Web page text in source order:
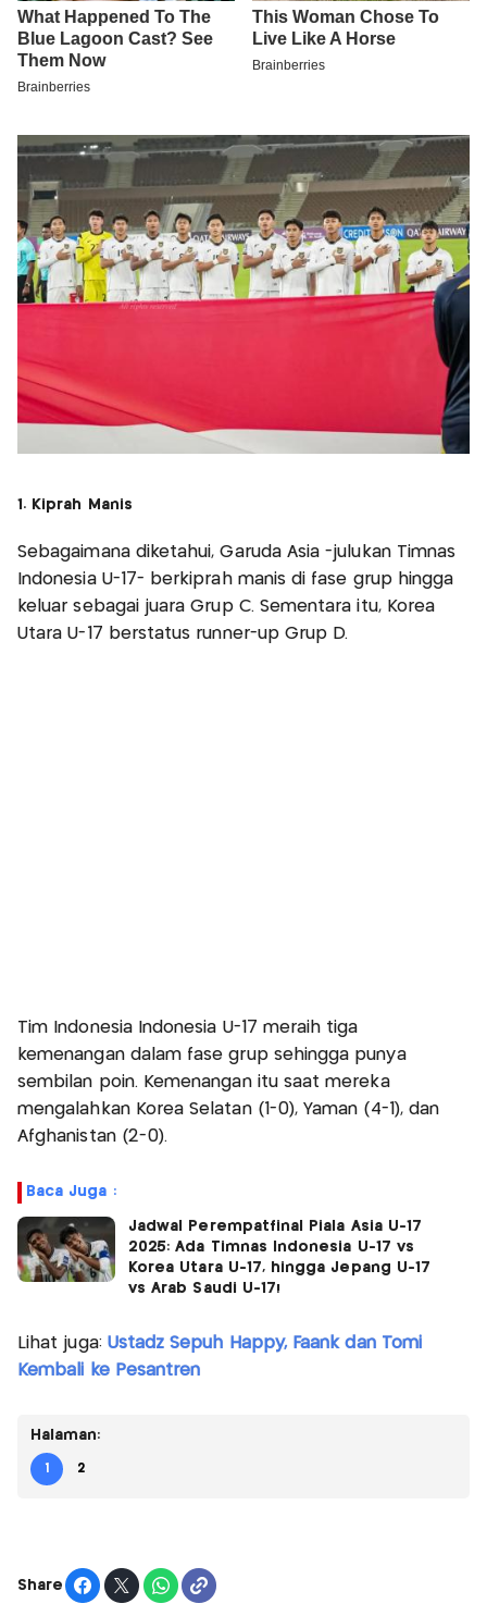
1. Kiprah Manis
Sebagaimana diketahui, Garuda Asia -julukan Timnas
Indonesia U-17- berkiprah manis di fase grup hingga
keluar sebagai juara Grup C. Sementara itu, Korea
Utara U-17 berstatus runner-up Grup D.
Tim Indonesia Indonesia U-17 meraih tiga
kemenangan dalam fase grup sehingga punya
sembilan poin. Kemenangan itu saat mereka
mengalahkan Korea Selatan (1-0), Yaman (4-1), dan
Afghanistan (2-0).
Baca Juga :
Jadwal Perempatfinal Piala Asia U-17
2025: Ada Timnas Indonesia U-17 vs
Korea Utara U-17, hingga Jepang U-17
vs Arab Saudi U-17!
Lihat juga: Ustadz Sepuh Happy, Faank dan Tomi
Kembali ke Pesantren
Halaman:
1 2
Share